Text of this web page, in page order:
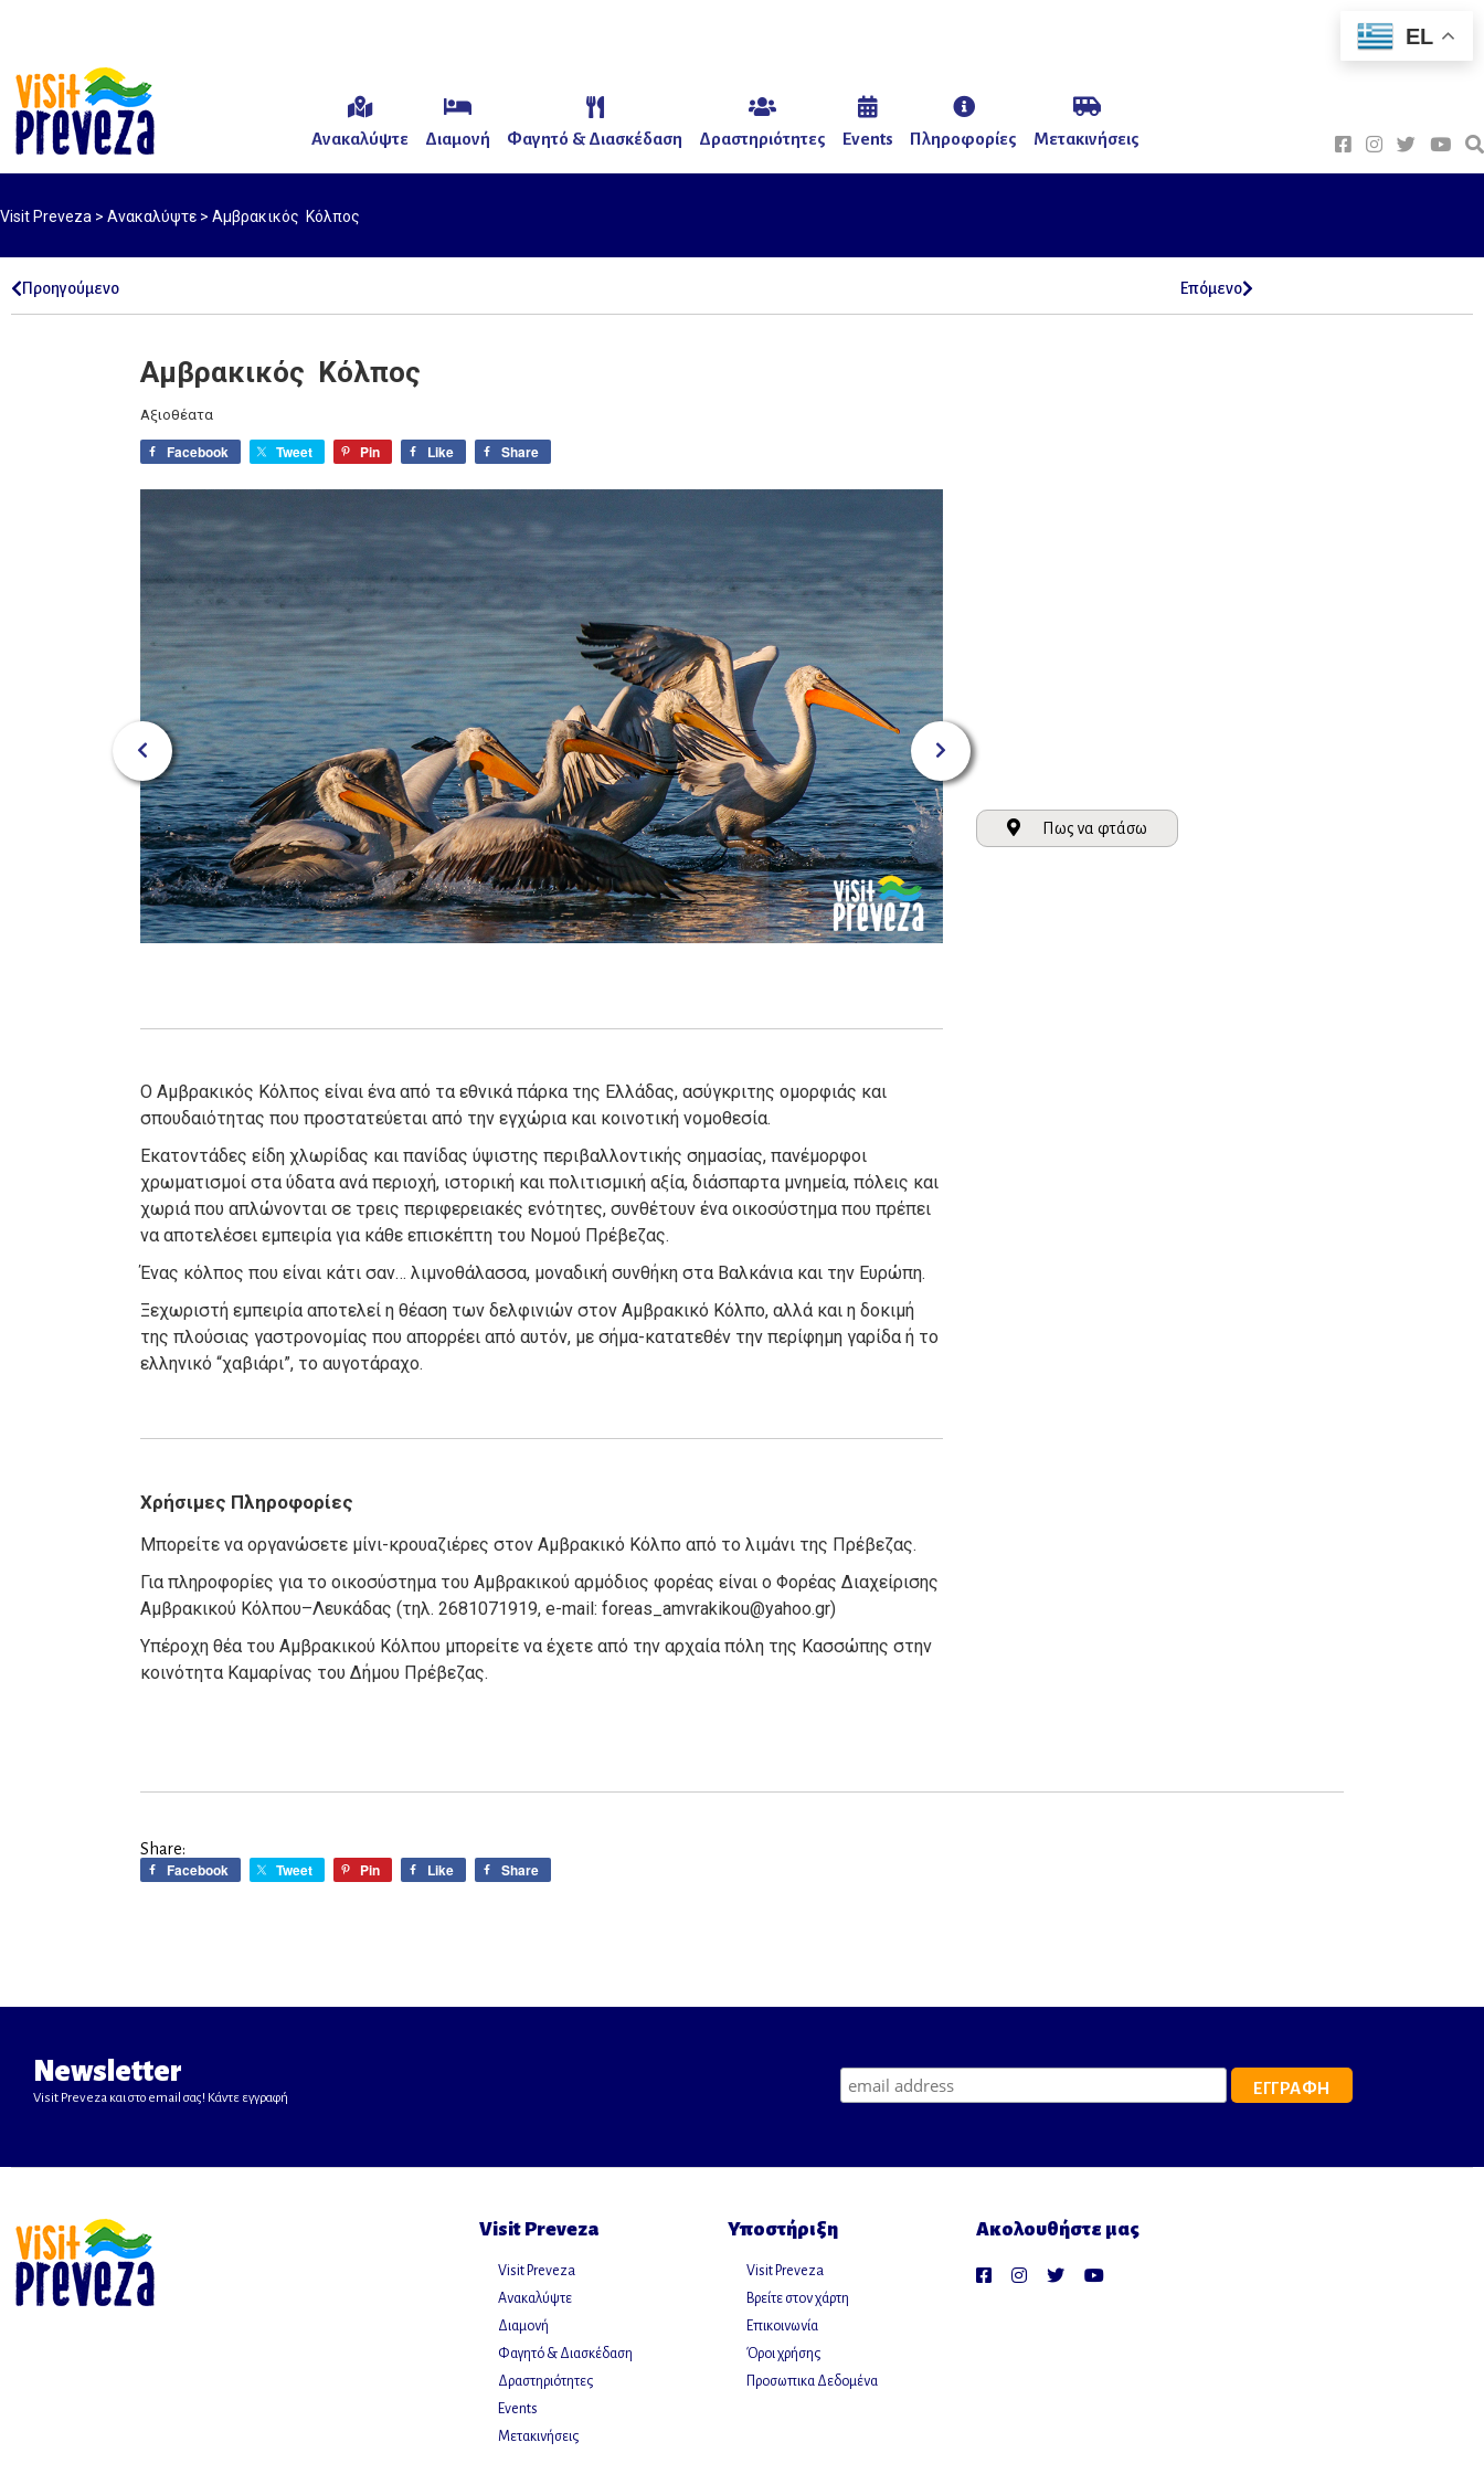
EL
Ανακαλύψτε Διαμονή Φαγητό & Διασκέδαση Δραστηριότητες Events Πληροφορίες Μετακινήσεις
Visit Preveza > Ανακαλύψτε > Αμβρακικός Κόλπος
Προηγούμενο Επόμενο
Αμβρακικός Κόλπος
Αξιοθέατα
Facebook Tweet Pin Like Share
Ο Αμβρακικός Κόλπος είναι ένα από τα εθνικά πάρκα της Ελλάδας, ασύγκριτης ομορφιάς και
σπουδαιότητας που προστατεύεται από την εγχώρια και κοινοτική νομοθεσία.
Εκατοντάδες είδη χλωρίδας και πανίδας ύψιστης περιβαλλοντικής σημασίας, πανέμορφοι
χρωματισμοί στα ύδατα ανά περιοχή, ιστορική και πολιτισμική αξία, διάσπαρτα μνημεία, πόλεις και
χωριά που απλώνονται σε τρεις περιφερειακές ενότητες, συνθέτουν ένα οικοσύστημα που πρέπει
να αποτελέσει εμπειρία για κάθε επισκέπτη του Νομού Πρέβεζας.
Ένας κόλπος που είναι κάτι σαν… λιμνοθάλασσα, μοναδική συνθήκη στα Βαλκάνια και την Ευρώπη.
Ξεχωριστή εμπειρία αποτελεί η θέαση των δελφινιών στον Αμβρακικό Κόλπο, αλλά και η δοκιμή
της πλούσιας γαστρονομίας που απορρέει από αυτόν, με σήμα-κατατεθέν την περίφημη γαρίδα ή το
ελληνικό “χαβιάρι”, το αυγοτάραχο.
Χρήσιμες Πληροφορίες
Μπορείτε να οργανώσετε μίνι-κρουαζιέρες στον Αμβρακικό Κόλπο από το λιμάνι της Πρέβεζας.
Για πληροφορίες για το οικοσύστημα του Αμβρακικού αρμόδιος φορέας είναι ο Φορέας Διαχείρισης
Αμβρακικού Κόλπου–Λευκάδας (τηλ.2681071919, e-mail: foreas_amvrakikou@yahoo.gr)
Υπέροχη θέα του Αμβρακικού Κόλπου μπορείτε να έχετε από την αρχαία πόλη της Κασσώπης στην
κοινότητα Καμαρίνας του Δήμου Πρέβεζας.
Πως να φτάσω
Share:
Facebook Tweet Pin Like Share
Newsletter
Visit Preveza και στο email σας! Κάντε εγγραφή
Visit Preveza
Visit Preveza
Ανακαλύψτε
Διαμονή
Φαγητό & Διασκέδαση
Δραστηριότητες
Events
Μετακινήσεις
Υποστήριξη
Visit Preveza
Βρείτε στον χάρτη
Επικοινωνία
Όροι χρήσης
Προσωπικα Δεδομένα
Ακολουθήστε μας